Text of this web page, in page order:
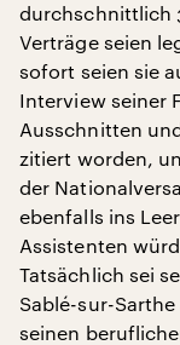
durchschnittlich
Verträge seien
sofort seien sie
Interview seiner
Ausschnitten
zitiert worden,
der
ebenfalls ins
Assistenten
Tatsächlich sei
Sablé-sur-
seinen